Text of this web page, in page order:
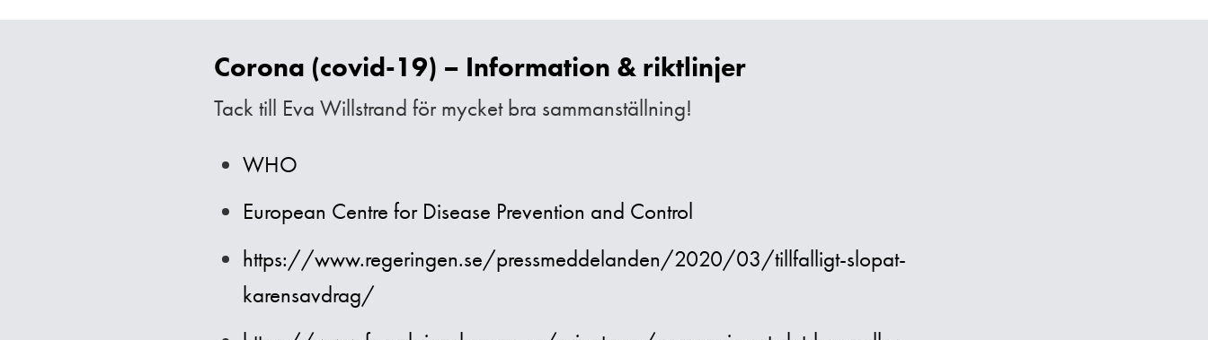
Corona (covid-19) – Information & riktlinjer
Tack till Eva Willstrand för mycket bra sammanställning!
WHO
European Centre for Disease Prevention and Control
https://www.regeringen.se/pressmeddelanden/2020/03/tillfalligt-slopat-
karensavdrag/